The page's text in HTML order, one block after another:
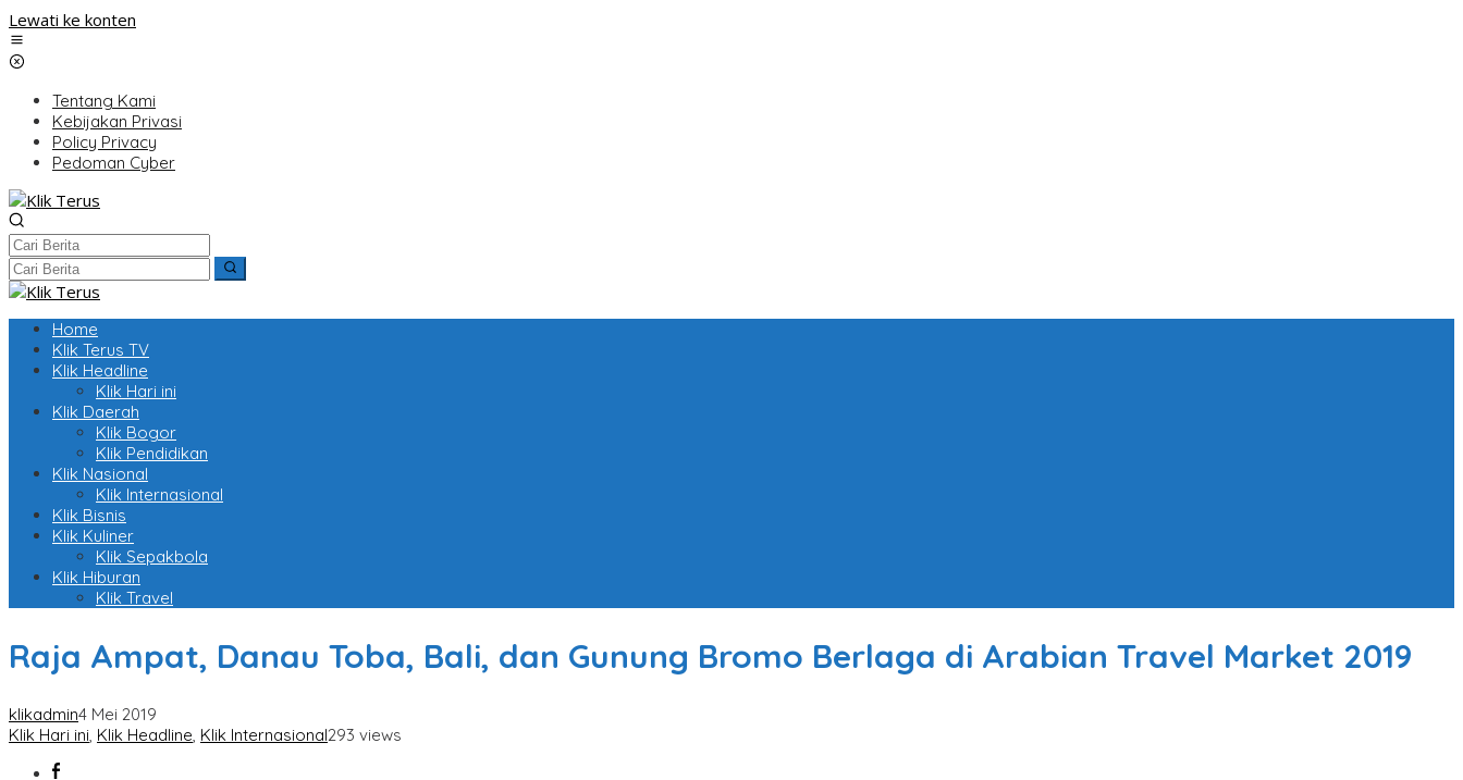
Lewati ke konten
Tentang Kami
Kebijakan Privasi
Policy Privacy
Pedoman Cyber
Home
Klik Terus TV
Klik Headline
Klik Hari ini
Klik Daerah
Klik Bogor
Klik Pendidikan
Klik Nasional
Klik Internasional
Klik Bisnis
Klik Kuliner
Klik Sepakbola
Klik Hiburan
Klik Travel
Raja Ampat, Danau Toba, Bali, dan Gunung Bromo Berlaga di Arabian Travel Market 2019
klikadmin4 Mei 2019
Klik Hari ini, Klik Headline, Klik Internasional293 views